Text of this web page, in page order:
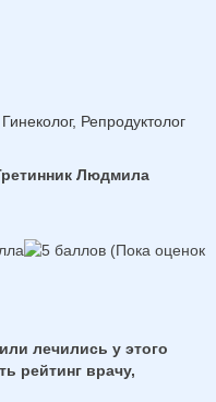
Репродуктолог
Людмила
(Пока оценок
лечились у этого
рейтинг врачу,